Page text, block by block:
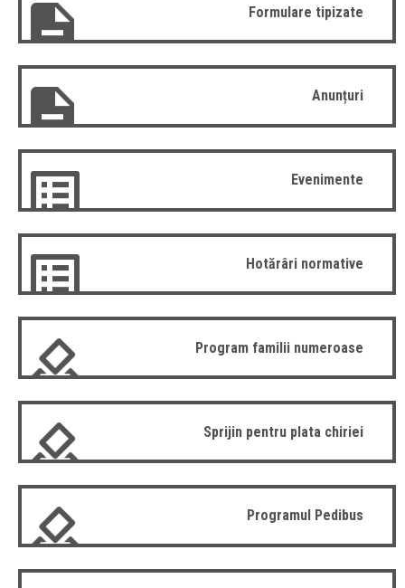
Formulare tipizate
Anunțuri
Evenimente
Hotărâri normative
Program familii numeroase
Sprijin pentru plata chiriei
Programul Pedibus